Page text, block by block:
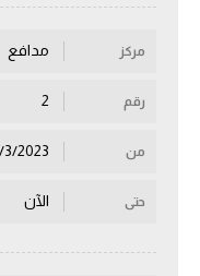
الدوري الإسباني
دوري أبطال أوروبا
القسم الثاني
مركز مدافع
رقم
من
حتى الآن